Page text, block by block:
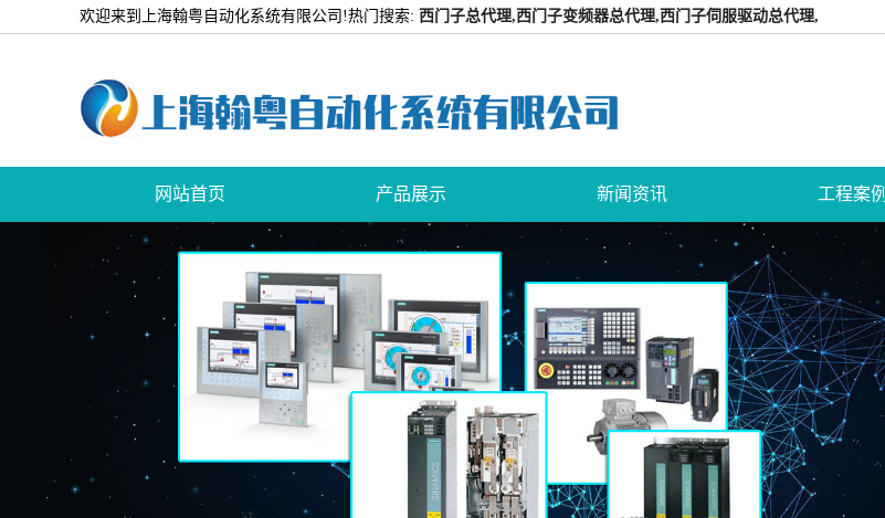
欢迎来到上海翰粤自动化系统有限公司!热门搜索: 西门子总代理,西门子变频器总代理,西门子伺服驱动总代理,
网站首页 产品展示 新闻资讯 工程案例